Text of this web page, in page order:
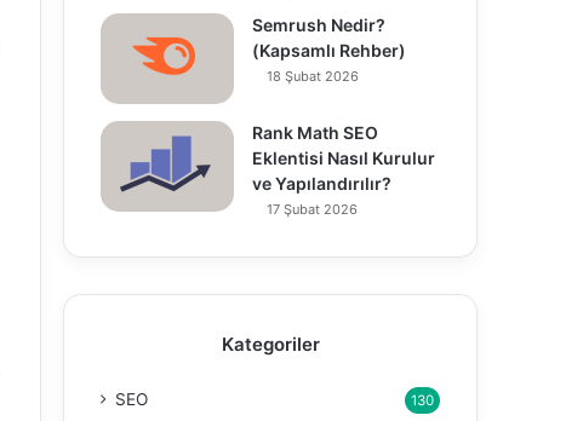
Semrush Nedir?
(Kapsamlı Rehber)
18 Şubat 2026
Rank Math SEO
Eklentisi Nasıl Kurulur
ve Yapılandırılır?
17 Şubat 2026
Kategoriler
SEO 130